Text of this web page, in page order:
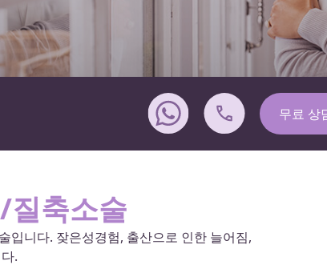
무료 상
질축소술
입니다. 잦은성경험, 출산으로 인한 늘어짐,
.